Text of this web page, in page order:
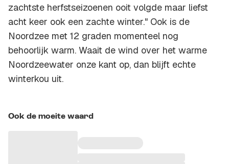
zachtste herfstseizoenen ooit volgde maar liefst
acht keer ook een zachte winter." Ook is de
Noordzee met 12 graden momenteel nog
behoorlijk warm. Waait de wind over het warme
Noordzeewater onze kant op, dan blijft echte
winterkou uit.
Ook de moeite waard